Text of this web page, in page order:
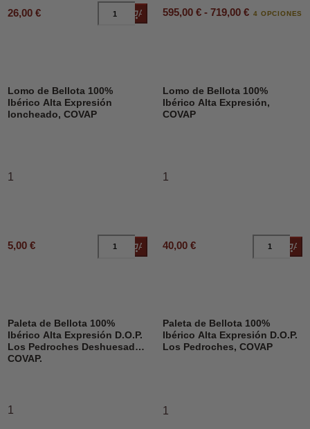
26,00 € Añadir al carrito
595,00 € - 719,00 € 4 OPCIONES
Lomo de Bellota 100%
Ibérico Alta Expresión
loncheado, COVAP
1
5,00 € Añadir al carrito
Lomo de Bellota 100%
Ibérico Alta Expresión,
COVAP
1
40,00 €
Paleta de Bellota 100%
Ibérico Alta Expresión D.O.P.
Los Pedroches Deshuesado,
COVAP.
1
Paleta de Bellota 100%
Ibérico Alta Expresión D.O.P.
Los Pedroches, COVAP
1